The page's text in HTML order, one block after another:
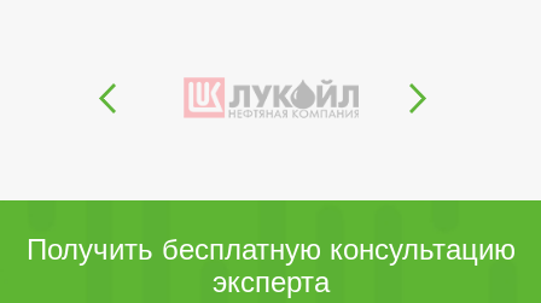
Получить бесплатную консультацию
эксперта